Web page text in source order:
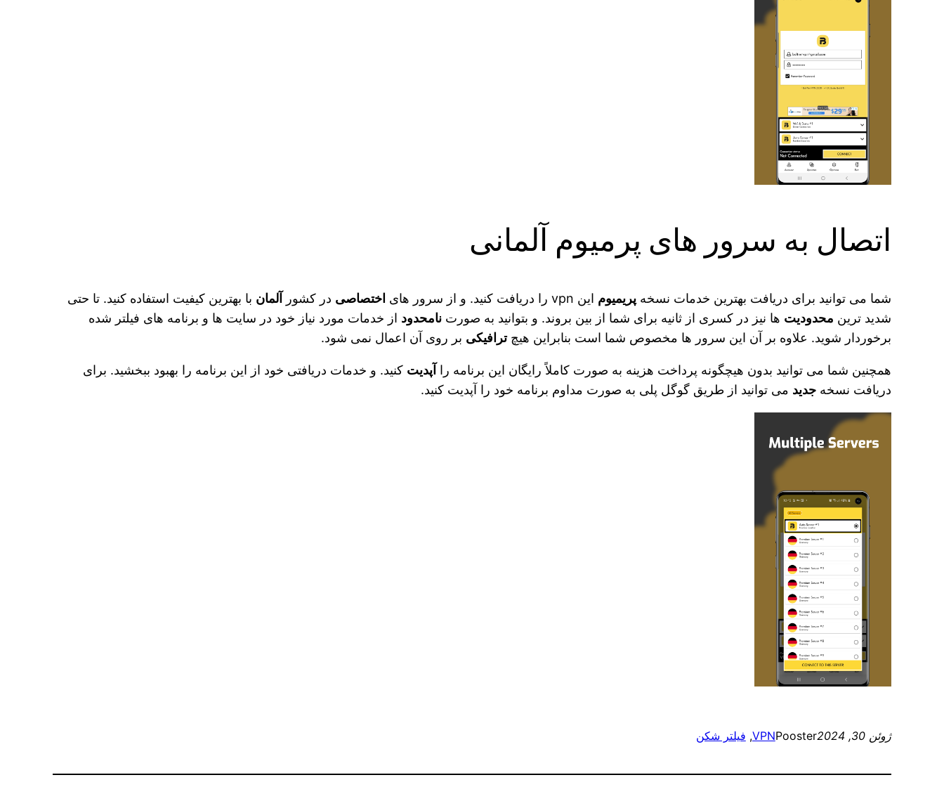
اتصال به سرور های پرمیوم آلمانی
شما می‌ توانید برای دریافت بهترین خدمات نسخهپریمیوم این vpn را دریافت کنید. و از سرور های اختصاصی در کشور آلمان با بهترین کیفیت استفاده کنید. تا حتی
شدید ترین محدودیت‌ ها نیز در کسری از ثانیه برای شما از بین بروند. و بتوانید به صورتنامحدود از خدمات مورد نیاز خود در سایت‌ ها و برنامه های فیلتر شده
برخوردار شوید. علاوه بر آن این سرور ها مخصوص شما است بنابراین هیچترافیکی بر روی آن اعمال نمی شود.
همچنین شما می‌ توانید بدون هیچگونه پرداخت هزینه به صورت کاملاً رایگان این برنامه را آپدیت کنید. و خدمات دریافتی خود از این برنامه را بهبود ببخشید. برای
دریافت نسخهجدید می‌ توانید از طریق گوگل پلی به صورت مداوم برنامه خود را آپدیت کنید.
ژوئن 30, 2024 Pooster
VPN
, فیلتر شکن